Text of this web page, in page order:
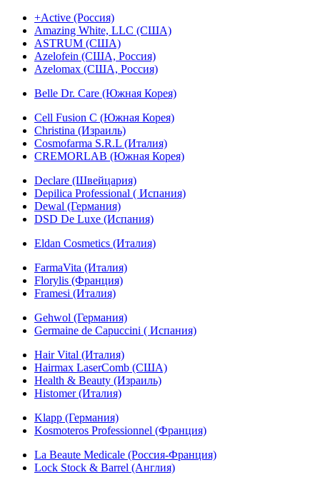
+Active (Россия)
Amazing White, LLC (США)
ASTRUM (США)
Azelofein (США, Россия)
Azelomax (США, Россия)
Belle Dr. Care (Южная Корея)
Cell Fusion C (Южная Корея)
Christina (Израиль)
Cosmofarma S.R.L (Италия)
CREMORLAB (Южная Корея)
Declare (Швейцария)
Depilica Professional ( Испания)
Dewal (Германия)
DSD De Luxe (Испания)
Eldan Cosmetics (Италия)
FarmaVita (Италия)
Florylis (Франция)
Framesi (Италия)
Gehwol (Германия)
Germaine de Capuccini ( Испания)
Hair Vital (Италия)
Hairmax LaserComb (США)
Health & Beauty (Израиль)
Histomer (Италия)
Klapp (Германия)
Kosmoteros Professionnel (Франция)
La Beaute Medicale (Россия-Франция)
Lock Stock & Barrel (Англия)